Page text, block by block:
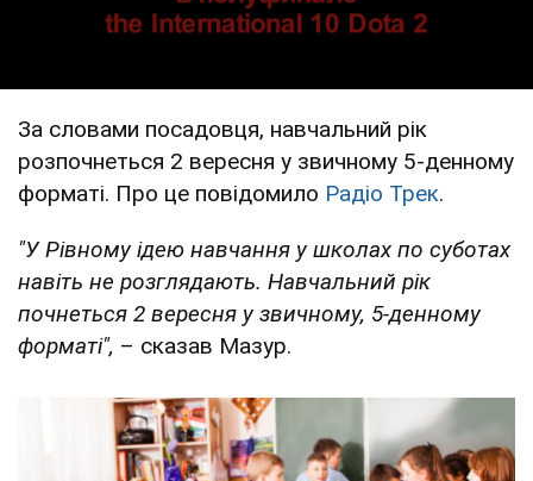
За словами посадовця, навчальний рік
розпочнеться 2 вересня у звичному 5-денному
форматі. Про це повідомило Радіо Трек.
"У Рівному ідею навчання у школах по суботах
навіть не розглядають. Навчальний рік
почнеться 2 вересня у звичному, 5-денному
форматі", – сказав Мазур.